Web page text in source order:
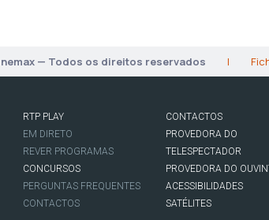
— Todos os direitos reservados |
RTP PLAY
EM DIRETO
REVER PROGRAMAS
CONCURSOS
PERGUNTAS FREQUENTES
CONTACTOS
CONTACTOS
PROVEDORA DO
TELESPECTADOR
PROVEDORA DO
ACESSIBILIDADES
SATÉLITES